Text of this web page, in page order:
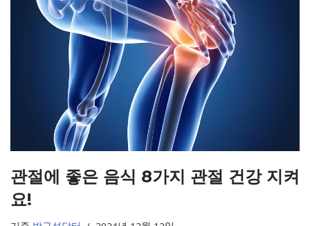
관절에 좋은 음식 8가지 관절 건강 지켜
요!